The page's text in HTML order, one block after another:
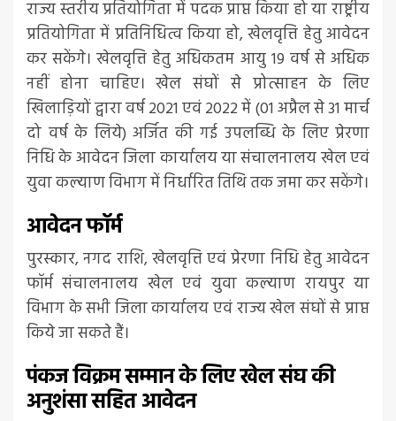
राज्य स्तरीय प्रतियोगिता में पदक प्राप्त किया हो या राष्ट्रीय
प्रतियोगिता में प्रतिनिधित्व किया हो, खेलवृत्ति हेतु आवेदन
कर सकेंगे। खेलवृत्ति हेतु अधिकतम आयु 19 वर्ष से अधिक
नहीं होना चाहिए। खेल संघों से प्रोत्साहन के लिए
खिलाड़ियों द्वारा वर्ष 2021 एवं 2022 में (01 अप्रैल से 31 मार्च
दो वर्ष के लिये) अर्जित की गई उपलब्धि के लिए प्रेरणा
निधि के आवेदन जिला कार्यालय या संचालनालय खेल एवं
युवा कल्याण विभाग में निर्धारित तिथि तक जमा कर सकेंगे।
आवेदन फॉर्म
पुरस्कार, नगद राशि, खेलवृत्ति एवं प्रेरणा निधि हेतु आवेदन
फॉर्म संचालनालय खेल एवं युवा कल्याण रायपुर या
विभाग के सभी जिला कार्यालय एवं राज्य खेल संघों से प्राप्त
किये जा सकते हैं।
पंकज विक्रम सम्मान के लिए खेल संघ की
अनुशंसा सहित आवेदन